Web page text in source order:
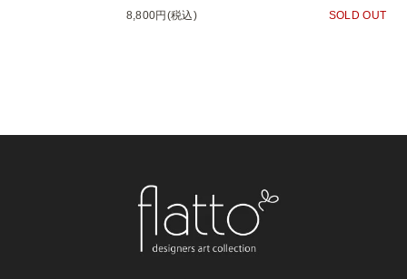
8,800円(税込) SOLD OUT